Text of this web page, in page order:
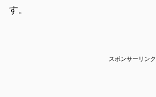
す。
スポンサーリンク